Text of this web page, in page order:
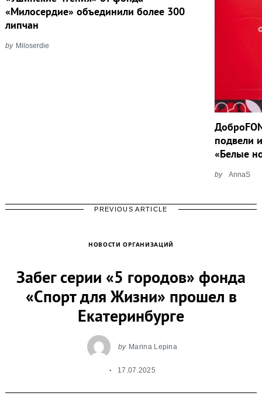
«Милосердие» объединили более 300
липчан
by Miloserdie
подвели
«Белые
by AnnaS
PREVIOUS ARTICLE
НОВОСТИ ОРГАНИЗАЦИЙ
Забег серии «5 городов» фонда
«Спорт для Жизни» прошел в
Екатеринбурге
by Marina Lepina
17.07.2025